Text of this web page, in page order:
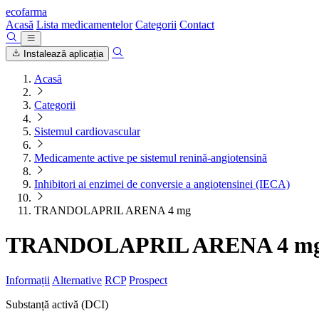
ecofarma
Acasă Lista medicamentelor Categorii Contact
Instalează aplicația
Acasă
Categorii
Sistemul cardiovascular
Medicamente active pe sistemul renină-angiotensină
Inhibitori ai enzimei de conversie a angiotensinei (IECA)
TRANDOLAPRIL ARENA 4 mg
TRANDOLAPRIL ARENA 4
Informații Alternative RCP Prospect
Substanță activă (DCI)